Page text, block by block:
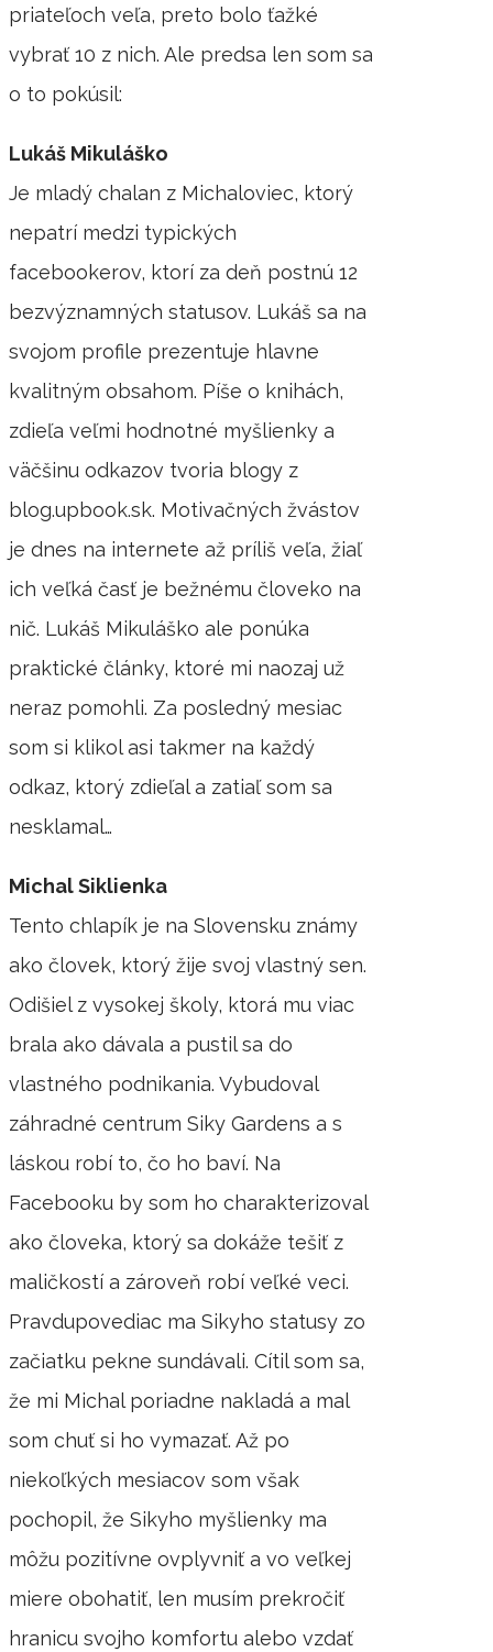
priateľoch veľa, preto bolo ťažké
vybrať 10 z nich. Ale predsa len som sa
o to pokúsil:
Lukáš Mikuláško
Je mladý chalan z Michaloviec, ktorý
nepatrí medzi typických
facebookerov, ktorí za deň postnú 12
bezvýznamných statusov. Lukáš sa na
svojom profile prezentuje hlavne
kvalitným obsahom. Píše o knihách,
zdieľa veľmi hodnotné myšlienky a
väčšinu odkazov tvoria blogy z
blog.upbook.sk. Motivačných žvástov
je dnes na internete až príliš veľa, žiaľ
ich veľká časť je bežnému človeko na
nič. Lukáš Mikuláško ale ponúka
praktické články, ktoré mi naozaj už
neraz pomohli. Za posledný mesiac
som si klikol asi takmer na každý
odkaz, ktorý zdieľal a zatiaľ som sa
nesklamal…
Michal Siklienka
Tento chlapík je na Slovensku známy
ako človek, ktorý žije svoj vlastný sen.
Odišiel z vysokej školy, ktorá mu viac
brala ako dávala a pustil sa do
vlastného podnikania. Vybudoval
záhradné centrum Siky Gardens a s
láskou robí to, čo ho baví. Na
Facebooku by som ho charakterizoval
ako človeka, ktorý sa dokáže tešiť z
maličkostí a zároveň robí veľké veci.
Pravdupovediac ma Sikyho statusy zo
začiatku pekne sundávali. Cítil som sa,
že mi Michal poriadne nakladá a mal
som chuť si ho vymazať. Až po
niekoľkých mesiacov som však
pochopil, že Sikyho myšlienky ma
môžu pozitívne ovplyvniť a vo veľkej
miere obohatiť, len musím prekročiť
hranicu svojho komfortu alebo vzdať